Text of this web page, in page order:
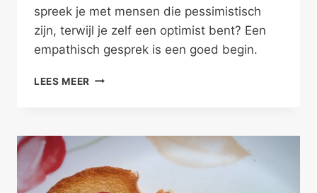
spreek je met mensen die pessimistisch
zijn, terwijl je zelf een optimist bent? Een
empathisch gesprek is een goed begin.
LEES MEER ALS
BENT